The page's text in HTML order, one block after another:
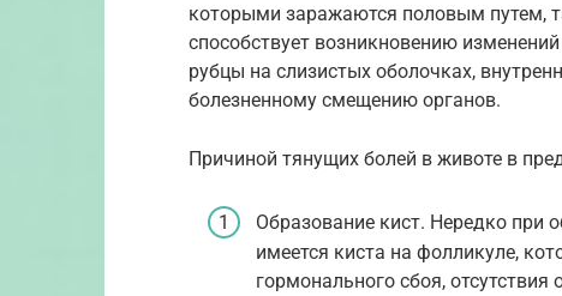
которыми заражаются половым путем,
способствует возникновению
рубцы на слизистых оболочках,
болезненному смещению органов.
Причиной тянущих болей в животе в
Образование кист. Нередко при
имеется киста на фолликуле,
гормонального сбоя,